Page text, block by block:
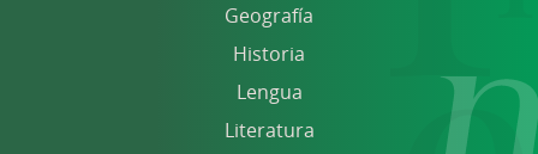
Geografía
Historia
Lengua
Literatura